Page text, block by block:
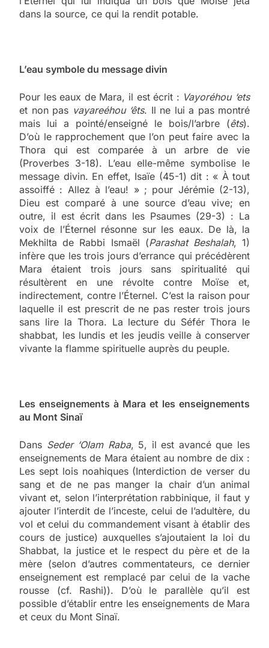
dans la source, ce qui la rendit potable.
L’eau symbole du message divin
Pour les eaux de Mara, il est écrit : Vayoréhou ‘ets
et non pas vayareéhou ‘êts. Il ne lui a pas montré
mais lui a pointé/enseigné le bois/l’arbre (êts).
D’où le rapprochement que l’on peut faire avec la
Thora qui est comparée à un arbre de vie
(Proverbes 3-18). L’eau elle-même symbolise le
message divin. En effet, Isaïe (45-1) dit : « À tout
assoiffé : Allez à l’eau! » ; pour Jérémie (2-13),
Dieu est comparé à une source d’eau vive; en
outre, il est écrit dans les Psaumes (29-3) : La
voix de l’Éternel résonne sur les eaux. De là, la
Mekhilta de Rabbi Ismaël (Parashat Beshalah, 1)
infère que les trois jours d’errance qui précédèrent
Mara étaient trois jours sans spiritualité qui
résultèrent en une révolte contre Moïse et,
indirectement, contre l’Éternel. C’est la raison pour
laquelle il est prescrit de ne pas rester trois jours
sans lire la Thora. La lecture du Séfér Thora le
shabbat, les lundis et les jeudis veille à conserver
vivante la flamme spirituelle auprès du peuple.
Les enseignements à Mara et les enseignements
au Mont Sinaï
Dans Seder ‘Olam Raba, 5, il est avancé que les
enseignements de Mara étaient au nombre de dix :
Les sept lois noahiques (Interdiction de verser du
sang et de ne pas manger la chair d’un animal
vivant et, selon l’interprétation rabbinique, il faut y
ajouter l’interdit de l’inceste, celui de l’adultère, du
vol et celui du commandement visant à établir des
cours de justice) auxquelles s’ajoutaient la loi du
Shabbat, la justice et le respect du père et de la
mère (selon d’autres commentateurs, ce dernier
enseignement est remplacé par celui de la vache
rousse (cf. Rashi)). D’où le parallèle qu’il est
possible d’établir entre les enseignements de Mara
et ceux du Mont Sinaï.